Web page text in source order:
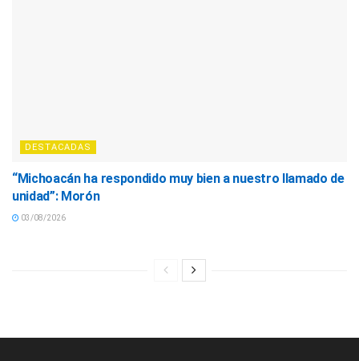
DESTACADAS
“Michoacán ha respondido muy bien a nuestro llamado de
unidad”: Morón
03/08/2026